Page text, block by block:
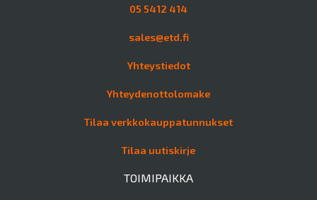
05 5412 414
sales@etd.fi
Yhteystiedot
Yhteydenottolomake
Tilaa verkkokauppatunnukset
Tilaa uutiskirje
TOIMIPAIKKA